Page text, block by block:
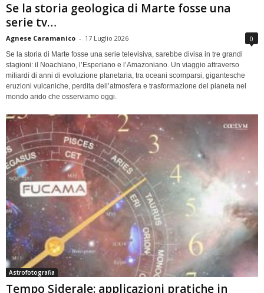
Se la storia geologica di Marte fosse una
serie tv…
Agnese Caramanico - 17 Luglio 2026 0
Se la storia di Marte fosse una serie televisiva, sarebbe divisa in tre grandi
stagioni: il Noachiano, l’Esperiano e l’Amazoniano. Un viaggio attraverso
miliardi di anni di evoluzione planetaria, tra oceani scomparsi, gigantesche
eruzioni vulcaniche, perdita dell’atmosfera e trasformazione del pianeta nel
mondo arido che osserviamo oggi.
Astrofotografia
Tempo Siderale: applicazioni pratiche in